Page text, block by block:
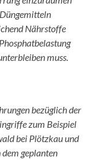
Nährstoffe
muss.
bezüglich der
zum Beispiel
bei Plötzkau und
dem geplanten